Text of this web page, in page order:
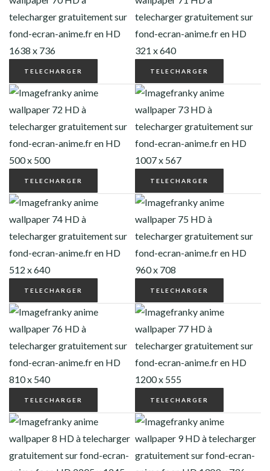
TELECHARGER TELECHARGER
TELECHARGER TELECHARGER
TELECHARGER TELECHARGER
TELECHARGER TELECHARGER